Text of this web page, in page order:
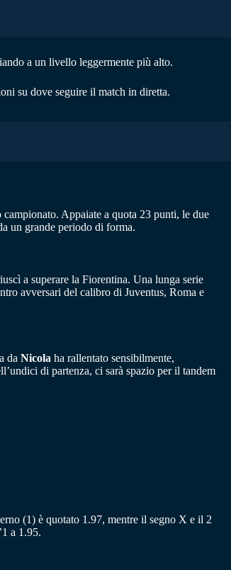
a un livello leggermente più alto.
su dove seguire il match in diretta.
Appaiate a quota 23 punti, le due
un grande periodo di forma.
a superare la Fiorentina. Una lunga serie
avversari del calibro di Juventus, Roma e
da Nicola ha rallentato sensibilmente,
di partenza, ci sarà spazio per il tandem
(1) è quotato 1.97, mentre il segno X e il 2
a 1.95.